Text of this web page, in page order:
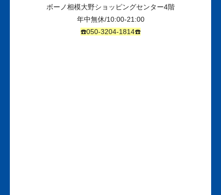
ボーノ相模大野ショッピングセンター4階
年中無休/10:00-21:00
☎️050-3204-1814☎️